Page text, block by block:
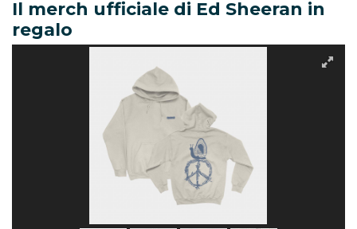
Il merch ufficiale di Ed Sheeran in
regalo